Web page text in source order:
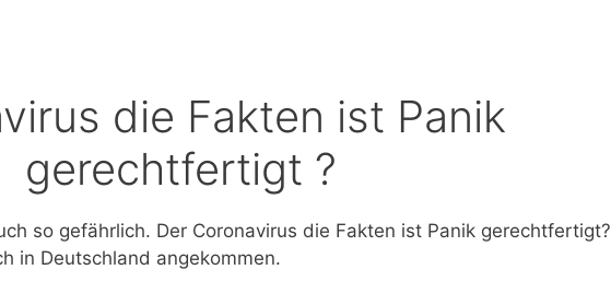
die Fakten ist Panik
gerechtfertigt ?
so gefährlich. Der Coronavirus die Fakten ist Panik gerechtfertigt?
in Deutschland angekommen.